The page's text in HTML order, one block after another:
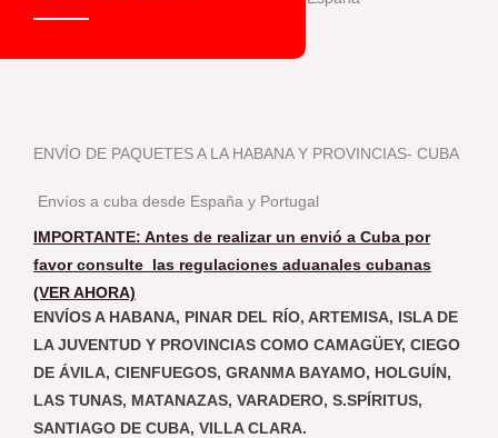
ENVÍO DE PAQUETES A LA HABANA Y PROVINCIAS- CUBA
Envíos a cuba desde España y Portugal
IMPORTANTE: Antes de realizar un envió a Cuba por
favor consulte las regulaciones aduanales cubanas
(VER AHORA)
ENVÍOS A HABANA, PINAR DEL RÍO, ARTEMISA, ISLA DE
LA JUVENTUD Y PROVINCIAS COMO CAMAGÜEY, CIEGO
DE ÁVILA, CIENFUEGOS, GRANMA BAYAMO, HOLGUÍN,
LAS TUNAS, MATANAZAS, VARADERO, S.SPÍRITUS,
SANTIAGO DE CUBA, VILLA CLARA.